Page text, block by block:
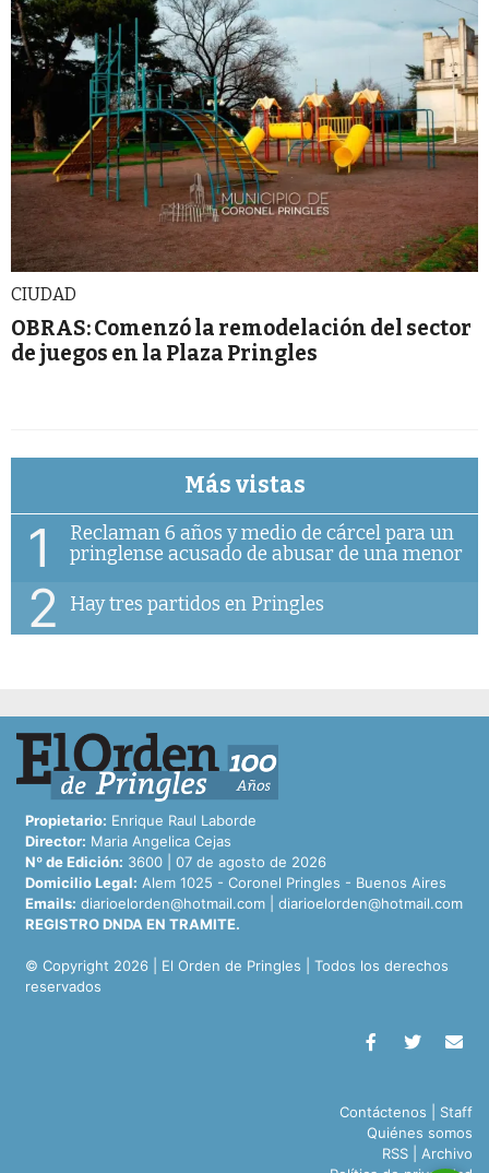
CIUDAD
OBRAS: Comenzó la remodelación del sector
de juegos en la Plaza Pringles
Más vistas
1
Reclaman 6 años y medio de cárcel para un
pringlense acusado de abusar de una menor
2 Hay tres partidos en Pringles
Propietario: Enrique Raul Laborde
Director: Maria Angelica Cejas
Nº de Edición: 3600 | 07 de agosto de 2026
Domicilio Legal: Alem 1025 - Coronel Pringles - Buenos Aires
Emails: diarioelorden@hotmail.com
diarioelorden@hotmail.com
REGISTRO DNDA EN TRAMITE.
© Copyright 2026 | El Orden de Pringles | Todos los derechos
reservados
Contáctenos
Staff
Quiénes somos
RSS
Archivo